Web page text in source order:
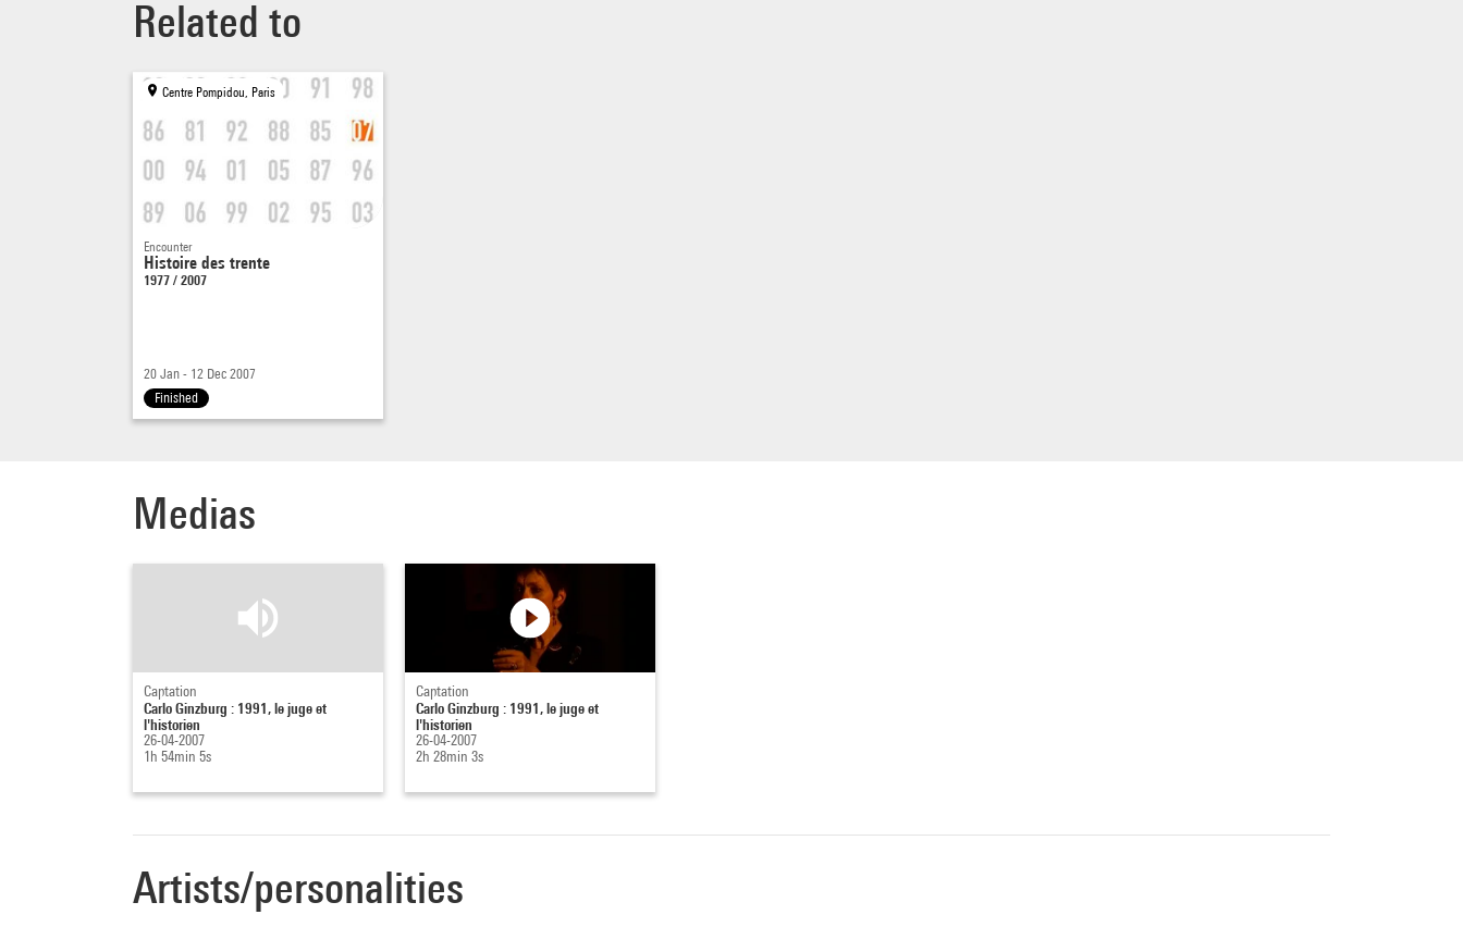
Related to
Centre Pompidou, Paris
Encounter
Histoire des trente
1977 / 2007
20 Jan - 12 Dec 2007
Finished
Medias
Captation
Carlo Ginzburg : 1991, le juge et
l'historien
26-04-2007
1h 54min 5s
Captation
Carlo Ginzburg : 1991, le juge et
l'historien
26-04-2007
2h 28min 3s
Artists/personalities